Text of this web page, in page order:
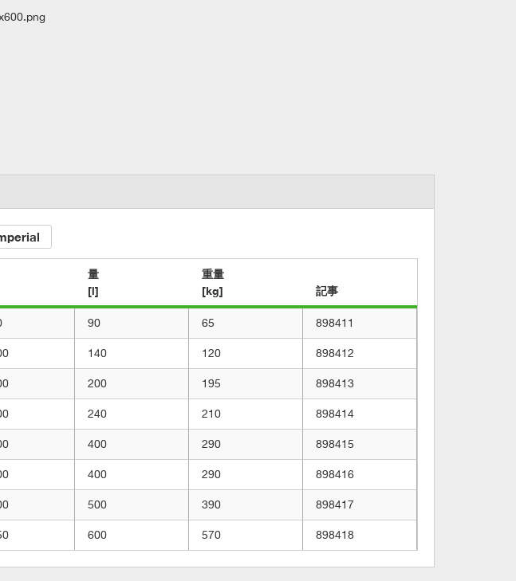
量
[l]
重量
[kg]
記事
90 65 898411
140 120 898412
200 195 898413
240 210 898414
400 290 898415
400 290 898416
500 390 898417
600 570 898418